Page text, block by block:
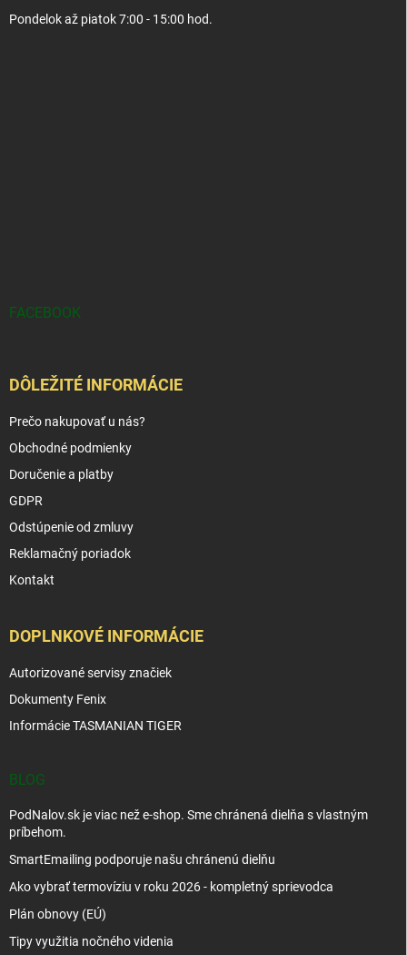
Pondelok až piatok 7:00 - 15:00 hod.
FACEBOOK
DÔLEŽITÉ INFORMÁCIE
Prečo nakupovať u nás?
Obchodné podmienky
Doručenie a platby
GDPR
Odstúpenie od zmluvy
Reklamačný poriadok
Kontakt
DOPLNKOVÉ INFORMÁCIE
Autorizované servisy značiek
Dokumenty Fenix
Informácie TASMANIAN TIGER
BLOG
PodNalov.sk je viac než e-shop. Sme chránená dielňa s vlastným
príbehom.
SmartEmailing podporuje našu chránenú dielňu
Ako vybrať termovíziu v roku 2026 - kompletný sprievodca
Plán obnovy (EÚ)
Tipy využitia nočného videnia